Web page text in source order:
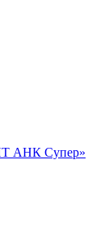
АНК Супер»